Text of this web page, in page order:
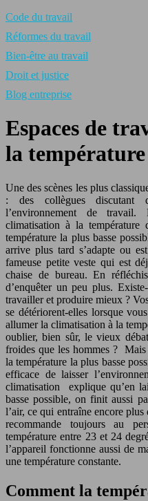
Code du travail
Réformes du travail
Bien-être au travail
Droit et justice
Blog entreprise
Espaces de
la température
Une des scènes les plus
: des collègues discutant
l’environnement de
climatisation à la
température la plus basse
arrive plus tard s’adapte ou
fameuse petite veste qui est
chaise de bureau. En
d’enquêter un peu plus.
travailler et produire mieux ?
se détériorent-elles lorsque
allumer la climatisation à la
oublier, bien sûr, le vieux
froides que les hommes ?
la température la plus basse
efficace de laisser
climatisation explique qu’en
basse possible, on finit aussi
l’air, ce qui entraîne encore
recommande toujours au
température entre 23 et 24
l’appareil fonctionne aussi de
une température constante.
Comment la